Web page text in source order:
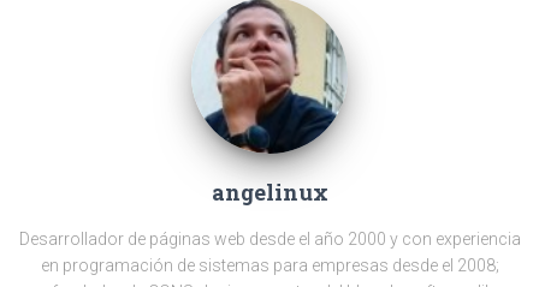
angelinux
Desarrollador de páginas web desde el año 2000 y con experiencia
en programación de sistemas para empresas desde el 2008;